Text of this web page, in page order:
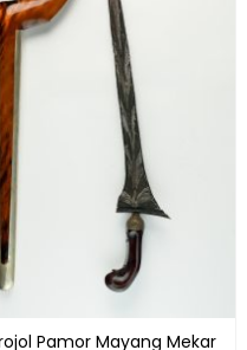
Pamor Mayang Mekar